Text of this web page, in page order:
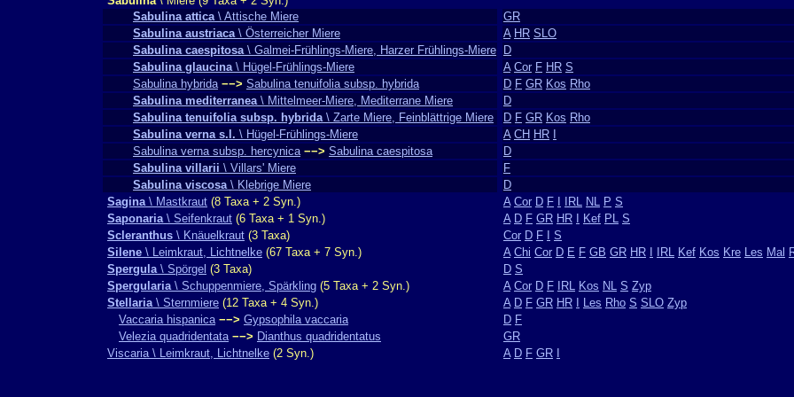
Sabulina attica\ Attische Miere
GR
Sabulina austriaca\ Österreicher Miere A HR SLO
Sabulina caespitosa\ Galmei-Frühlings-Miere, Harzer Frühlings-Miere
D
Sabulina glaucina\ Hügel-Frühlings-Miere A Cor F HR S
Sabulina hybrida −−> Sabulina tenuifolia subsp. hybrida D F GR Kos Rho
Sabulina mediterranea\ Mittelmeer-Miere, Mediterrane Miere
D
Sabulina tenuifolia subsp. hybrida\ Zarte Miere, Feinblättrige Miere D F GR Kos Rho
Sabulina verna s.l. \ Hügel-Frühlings-Miere A CH HR
Sabulina verna subsp. hercynica −−> Sabulina caespitosa
D
Sabulina villarii \ Villars' Miere
F
Sabulina viscosa\ Klebrige Miere
D
Sagina\ Mastkraut (8 Taxa + 2 Syn.) A Cor D F IRL NL P S
Saponaria\ Seifenkraut (6 Taxa + 1 Syn.) A D F GR HR Kef PL S
Scleranthus \ Knäuelkraut (3 Taxa) Cor D F
S
Silene \ Leimkraut, Lichtnelke (67 Taxa + 7 Syn.) A Chi Cor D E F GB GR HR IRL Kef Kos Kre Les Mal
Spergula\ Spörgel (3 Taxa) D S
Spergularia\ Schuppenmiere, Spärkling (5 Taxa + 2 Syn.) A Cor D F IRL Kos NL S Zyp
Stellaria\ Sternmiere (12 Taxa + 4 Syn.) A D F GR HR Les Rho S SLO Zyp
Vaccaria hispanica −−> Gypsophila vaccaria D F
Velezia quadridentata −−> Dianthus quadridentatus
GR
Viscaria \ Leimkraut, Lichtnelke (2 Syn.) A D F GR